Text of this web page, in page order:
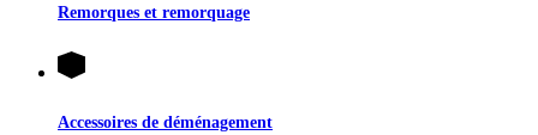
Remorques et remorquage
Accessoires de déménagement